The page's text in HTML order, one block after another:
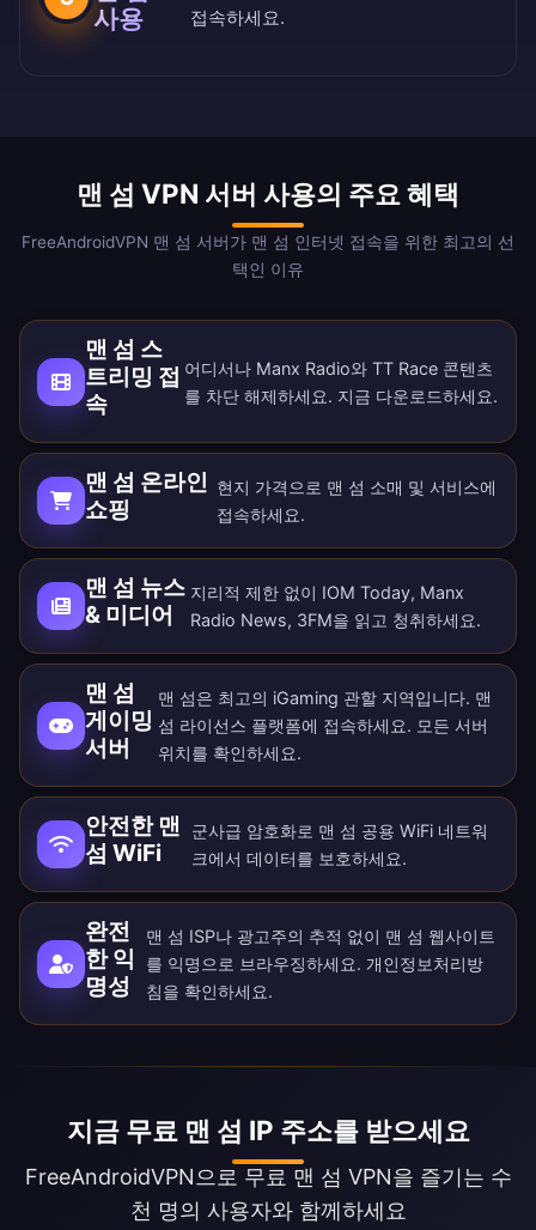
사용
접속하세요.
맨 섬 VPN 서버 사용의 주요 혜택
FreeAndroidVPN 맨 섬 서버가 맨 섬 인터넷 접속을 위한 최고의 선
택인 이유
맨 섬 스
트리밍 접
속
어디서나 Manx Radio와 TT Race 콘텐츠
를 차단 해제하세요. 지금 다운로드하세요.
맨 섬 온라인
쇼핑
현지 가격으로 맨 섬 소매 및 서비스에
접속하세요.
맨 섬 뉴스
& 미디어
지리적 제한 없이 IOM Today, Manx
Radio News, 3FM을 읽고 청취하세요.
맨 섬
게이밍
서버
맨 섬은 최고의 iGaming 관할 지역입니다. 맨
섬 라이선스 플랫폼에 접속하세요. 모든 서버
위치를 확인하세요.
안전한 맨
섬 WiFi
군사급 암호화로 맨 섬 공용 WiFi 네트워
크에서 데이터를 보호하세요.
완전
한 익
명성
맨 섬 ISP나 광고주의 추적 없이 맨 섬 웹사이트
를 익명으로 브라우징하세요. 개인정보처리방
침을 확인하세요.
지금 무료 맨 섬 IP 주소를 받으세요
FreeAndroidVPN으로 무료 맨 섬 VPN을 즐기는 수
천 명의 사용자와 함께하세요